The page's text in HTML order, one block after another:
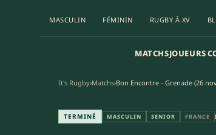
MASCULIN FÉMININ RUGBY À XV
MATCHSJOUEURS
It's Rugby›Matchs›Bon Encontre - Grenade (26
Bon Encontre - Grenade
TERMINÉ MASCULIN SENIOR FRANCE